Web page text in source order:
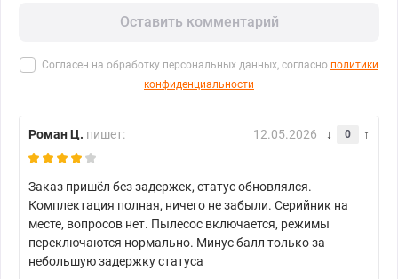
Оставить комментарий
Согласен на обработку персональных данных, согласно политики
конфиденциальности
Роман Ц. пишет: 12.05.2026 0
Заказ пришёл без задержек, статус обновлялся.
Комплектация полная, ничего не забыли. Серийник на
месте, вопросов нет. Пылесос включается, режимы
переключаются нормально. Минус балл только за
небольшую задержку статуса